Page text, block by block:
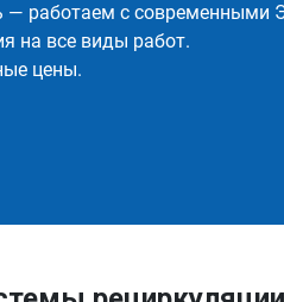
— работаем с современными
на все виды работ.
цены.